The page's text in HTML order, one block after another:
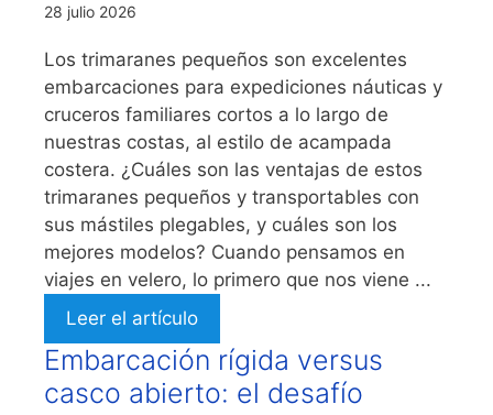
28 julio 2026
Los trimaranes pequeños son excelentes
embarcaciones para expediciones náuticas y
cruceros familiares cortos a lo largo de
nuestras costas, al estilo de acampada
costera. ¿Cuáles son las ventajas de estos
trimaranes pequeños y transportables con
sus mástiles plegables, y cuáles son los
mejores modelos? Cuando pensamos en
viajes en velero, lo primero que nos viene ...
Leer el artículo
Embarcación rígida versus
casco abierto: el desafío